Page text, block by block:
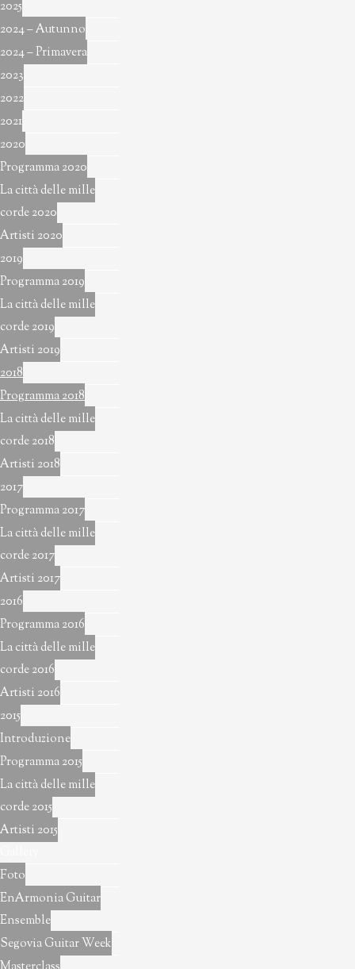
2025
2024 – Autunno
2024 – Primavera
2023
2022
2021
2020
Programma 2020
La città delle mille
corde 2020
Artisti 2020
2019
Programma 2019
La città delle mille
corde 2019
Artisti 2019
2018
Programma 2018
La città delle mille
corde 2018
Artisti 2018
2017
Programma 2017
La città delle mille
corde 2017
Artisti 2017
2016
Programma 2016
La città delle mille
corde 2016
Artisti 2016
2015
Introduzione
Programma 2015
La città delle mille
corde 2015
Artisti 2015
Foto
EnArmonia Guitar
Ensemble
Segovia Guitar Week